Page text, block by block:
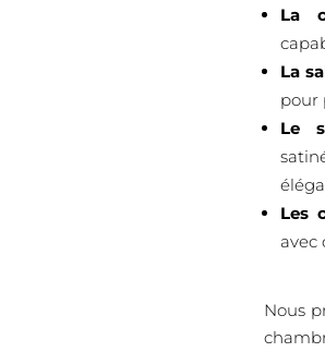
La
La
pour
Le
Les
avec
Nous